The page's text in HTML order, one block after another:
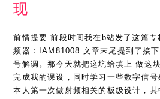
现
前情提要 前段时间我在b站发了这篇专
频器：IAM81008 文章末尾提到了接
号解调。那今天就把这坑给填上 做这
完成我的课设，同时学习一些数字信
本人第一次做射频相关的板级设计，